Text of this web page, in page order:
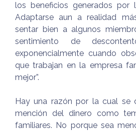
los beneficios generados por
Adaptarse aun a realidad
sentar bien a algunos
sentimiento de
exponencialmente cuando
que trabajan en la empresa
mejor”.
Hay una razón por la cual se
mención del dinero como
familiares. No porque sea